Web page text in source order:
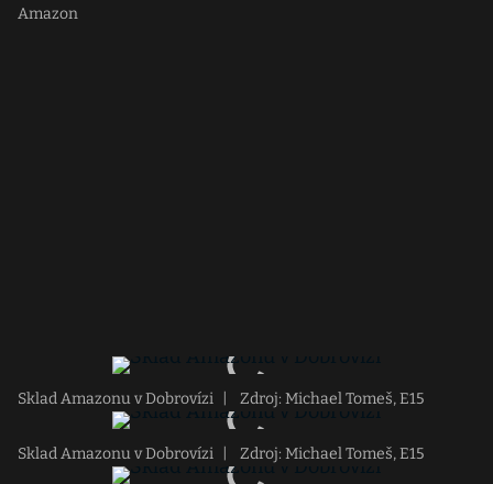
Amazon
Sklad Amazonu v Dobrovízi Zdroj: Michael Tomeš, E15
Sklad Amazonu v Dobrovízi Zdroj: Michael Tomeš, E15